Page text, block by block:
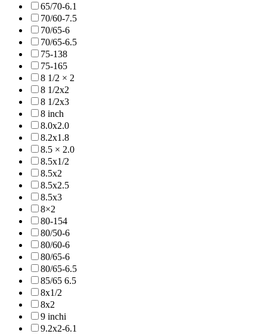
65/70-6.1
70/60-7.5
70/65-6
70/65-6.5
75-138
75-165
8 1/2 × 2
8 1/2x2
8 1/2x3
8 inch
8.0x2.0
8.2x1.8
8.5 × 2.0
8.5x1/2
8.5x2
8.5x2.5
8.5x3
8×2
80-154
80/50-6
80/60-6
80/65-6
80/65-6.5
85/65 6.5
8x1/2
8x2
9 inchi
9.2x2-6.1